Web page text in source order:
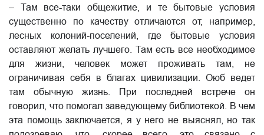
– Там все-таки общежитие, и те бытовые условия
существенно по качеству отличаются от, например,
лесных колоний-поселений, где бытовые условия
оставляют желать лучшего. Там есть все необходимое
для жизни, человек может проживать там, не
ограничивая себя в благах цивилизации. Оюб ведет
там обычную жизнь. При последней встрече он
говорил, что помогал заведующему библиотекой. В чем
эта помощь заключается, я у него не выяснял, но так